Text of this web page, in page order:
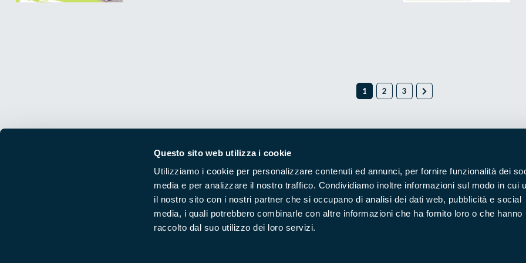
Questo sito web utilizza i cookie
Utilizziamo i cookie per personalizzare contenuti ed annunci, per fornire funzionalità dei
media e per analizzare il nostro traffico. Condividiamo inoltre informazioni sul modo in cui
il nostro sito con i nostri partner che si occupano di analisi dei dati web, pubblicità e social
media, i quali potrebbero combinarle con altre informazioni che ha fornito loro o che hanno
raccolto dal suo utilizzo dei loro servizi.
1 2 3
Naviga nel sito
Aree Protette
Enti di gestione